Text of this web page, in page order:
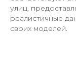
улиц,
реалистичные
своих моделей.